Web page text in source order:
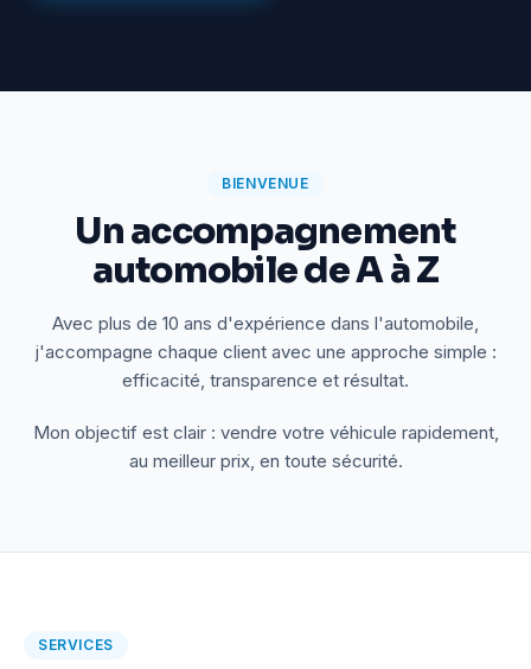
BIENVENUE
Un accompagnement
automobile de A à Z
Avec plus de 10 ans d'expérience dans l'automobile,
j'accompagne chaque client avec une approche simple :
efficacité, transparence et résultat.
Mon objectif est clair : vendre votre véhicule rapidement,
au meilleur prix, en toute sécurité.
SERVICES